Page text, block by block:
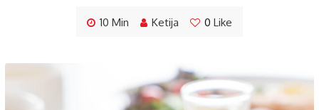
10 Min Ketija 0 Like